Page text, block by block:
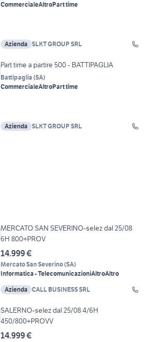
CommercialeAltroPart time
Azienda SLKT GROUP SRL
Part time a partire 500 - BATTIPAGLIA
Battipaglia (SA)
CommercialeAltroPart time
Azienda SLKT GROUP SRL
MERCATO SAN SEVERINO-selez dal 25/08
6H 800+PROV
14.999 €
Mercato San Severino(SA)
Informatica - TelecomunicazioniAltroAltro
Azienda CALL BUSINESS SRL
SALERNO-selez dal 25/08 4/6H
450/800+PROVV
14.999 €